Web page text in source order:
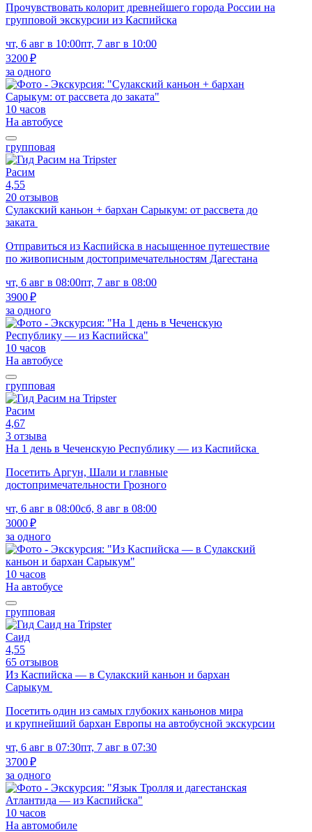
Прочувствовать колорит древнейшего города России на
групповой экскурсии из Каспийска
чт, 6 авг в 10:00пт, 7 авг в 10:00
3200 ₽
за одного
10 часов
На автобусе
групповая
Расим
4,55
20 отзывов
Сулакский каньон + бархан Сарыкум: от рассвета до
заката
Отправиться из Каспийска в насыщенное путешествие
по живописным достопримечательностям Дагестана
чт, 6 авг в 08:00пт, 7 авг в 08:00
3900 ₽
за одного
10 часов
На автобусе
групповая
Расим
4,67
3 отзыва
На 1 день в Чеченскую Республику — из Каспийска
Посетить Аргун, Шали и главные
достопримечательности Грозного
чт, 6 авг в 08:00сб, 8 авг в 08:00
3000 ₽
за одного
10 часов
На автобусе
групповая
Саид
4,55
65 отзывов
Из Каспийска — в Сулакский каньон и бархан
Сарыкум
Посетить один из самых глубоких каньонов мира
и крупнейший бархан Европы на автобусной экскурсии
чт, 6 авг в 07:30пт, 7 авг в 07:30
3700 ₽
за одного
10 часов
На автомобиле